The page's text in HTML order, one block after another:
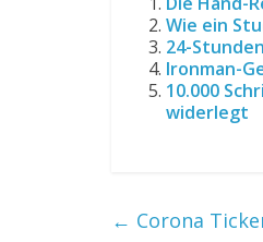
Wie ein
24-
Ironman-
10.000
widerlegt
← Corona